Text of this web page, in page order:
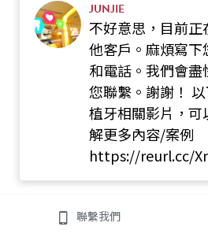
聯繫我們
JUNJIE
不好意思，目前正
他客戶。麻煩寫下
和電話。我們會盡
您聯繫。謝謝！
植牙相關影片，可
解更多內容/案例
https://reurl.cc/